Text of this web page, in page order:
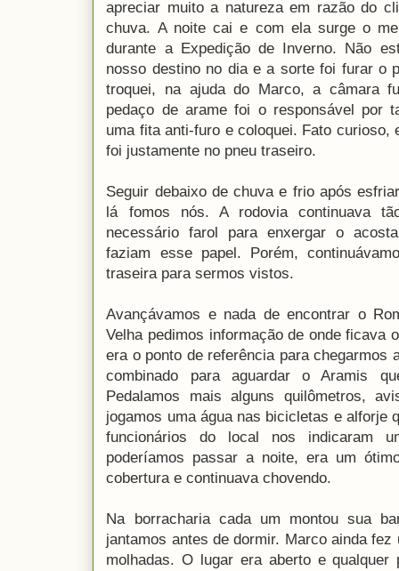
apreciar muito a natureza em razão do
chuva. A noite cai e com ela surge o
durante a Expedição de Inverno. Não
nosso destino no dia e a sorte foi furar o
troquei, na ajuda do Marco, a câmara
pedaço de arame foi o responsável por
uma fita anti-furo e coloquei. Fato
foi justamente no pneu traseiro.
Seguir debaixo de chuva e frio após
lá fomos nós. A rodovia continuava
necessário farol para enxergar o
faziam esse papel. Porém,
traseira para sermos vistos.
Avançávamos e nada de encontrar o
Velha pedimos informação de onde ficava
era o ponto de referência para chegarmos
combinado para aguardar o Aramis
Pedalamos mais alguns quilômetros,
jogamos uma água nas bicicletas e alforje
funcionários do local nos indicaram
poderíamos passar a noite, era um
cobertura e continuava chovendo.
Na borracharia cada um montou sua
jantamos antes de dormir. Marco ainda
molhadas. O lugar era aberto e